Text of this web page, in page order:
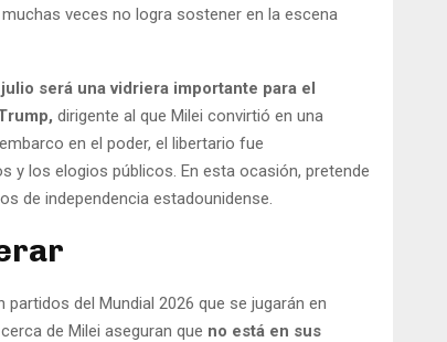
veces no logra sostener en la escena
será una vidriera importante para el
dirigente al que Milei convirtió en una
en el poder, el libertario fue
y los elogios públicos. En esta ocasión, pretende
de independencia estadounidense.
del Mundial 2026 que se jugarán en
de Milei aseguran que no está en sus